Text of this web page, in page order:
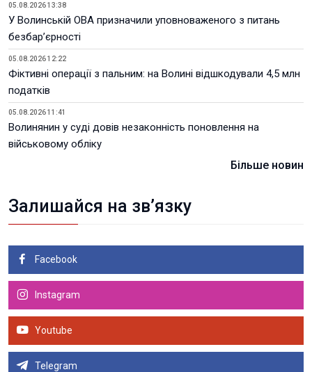
05.08.2026 13:38
У Волинській ОВА призначили уповноваженого з питань
безбар’єрності
05.08.2026 12:22
Фіктивні операції з пальним: на Волині відшкодували 4,5 млн
податків
05.08.2026 11:41
Волинянин у суді довів незаконність поновлення на
військовому обліку
Більше новин
Залишайся на зв’язку
Facebook
Instagram
Youtube
Telegram